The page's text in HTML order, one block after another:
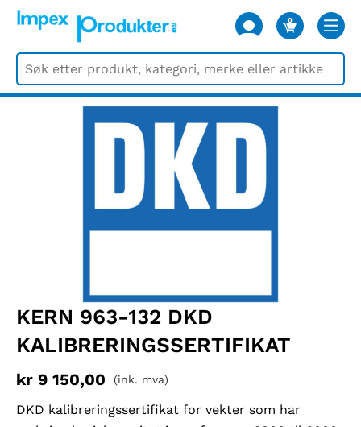
0
VARER
KERN 963-132 DKD
KALIBRERINGSSERTIFIKAT
kr 9 150,00 (ink. mva)
DKD kalibreringssertifikat for vekter som har